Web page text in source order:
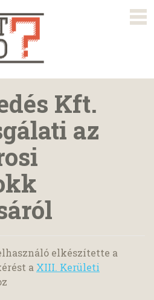
Kft.
az
elkészítette a
a XIII. Kerületi